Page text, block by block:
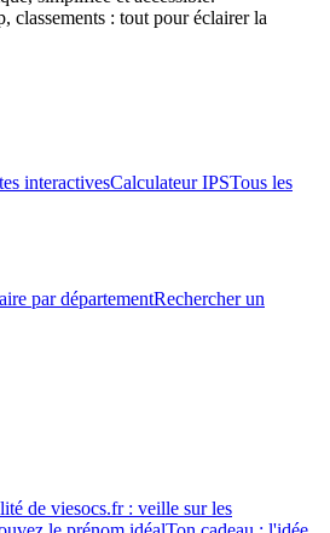
classements : tout pour éclairer la
interactivesCalculateur IPSTous les
par départementRechercher un
de viesocs.fr : veille sur les